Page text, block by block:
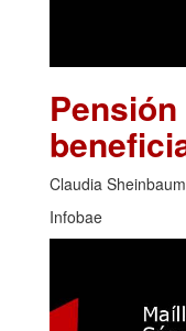
Claudia
Infobae